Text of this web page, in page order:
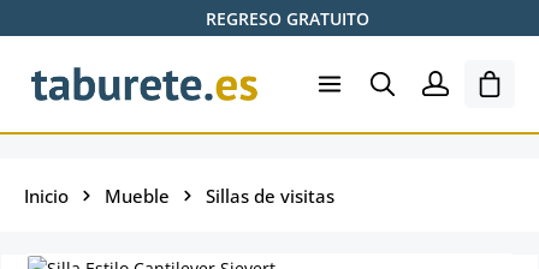
Saltar al contenido principalREGRESO GRATUITO
El
Inicio Mueble Sillas de visitas